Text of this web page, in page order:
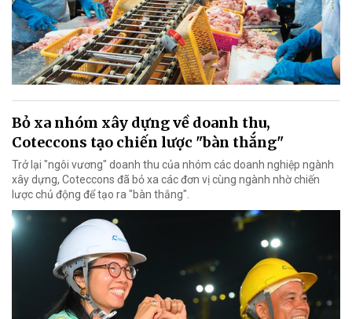
Bỏ xa nhóm xây dựng về doanh thu,
Coteccons tạo chiến lược "bàn thắng"
Trở lại "ngôi vương" doanh thu của nhóm các doanh nghiệp ngành
xây dựng, Coteccons đã bỏ xa các đơn vị cùng ngành nhờ chiến
lược chủ động để tạo ra "bàn thắng".